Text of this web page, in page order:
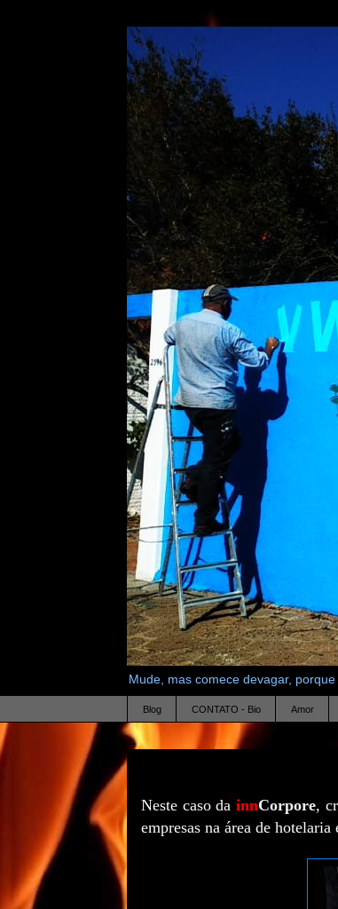
Mude, mas comece devagar,
Blog CONTATO - Bio Amor
Neste caso da innCorpore,
empresas na área de hotelaria